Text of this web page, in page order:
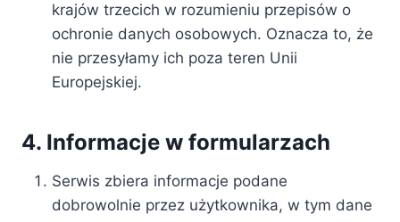
krajów trzecich w rozumieniu przepisów o
ochronie danych osobowych. Oznacza to, że
nie przesyłamy ich poza teren Unii
Europejskiej.
4. Informacje w formularzach
Serwis zbiera informacje podane
dobrowolnie przez użytkownika, w tym dane